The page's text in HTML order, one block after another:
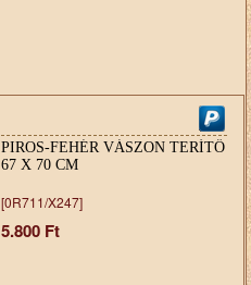
PIROS-FEHÉR VÁSZON TERÍTŐ
67 X 70 CM
[0R711/X247]
5.800 Ft